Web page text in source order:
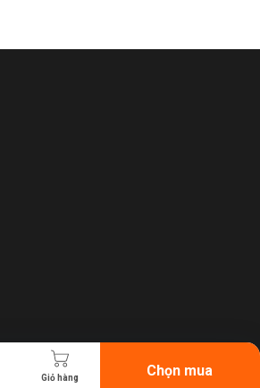
Giỏ hàng Chọn mua
Tiến hành thanh toán